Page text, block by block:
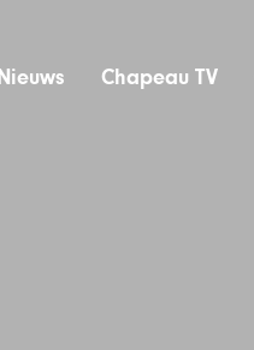
Nieuws Chapeau TV